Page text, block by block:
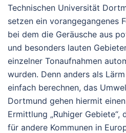
Technischen Universität
setzen ein vorangegangenes
bei dem die Geräusche aus
und besonders lauten
einzelner Tonaufnahmen
wurden. Denn anders als
einfach berechnen, das
Dortmund gehen hiermit
Ermittlung „Ruhiger
für andere Kommunen in